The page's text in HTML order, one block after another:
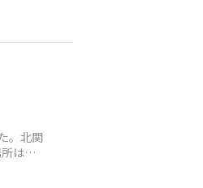
。北関
は作